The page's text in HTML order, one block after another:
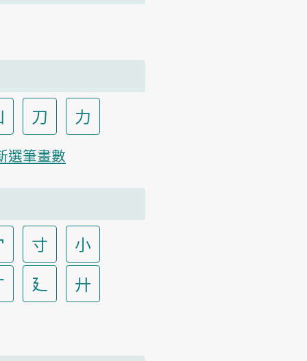
刀
力
選筆畫數
寸
小
廴
廾